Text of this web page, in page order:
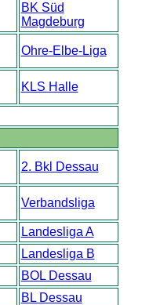
BK Süd
Magdeburg
Ohre-Elbe-Liga
KLS Halle
2. Bkl Dessau
Verbandsliga
Landesliga A
Landesliga B
BOL Dessau
BL Dessau